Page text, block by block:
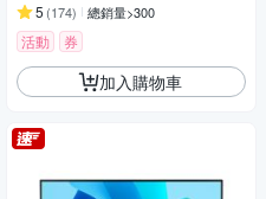
5 (174) 總銷量>300
活動 券
加入購物車